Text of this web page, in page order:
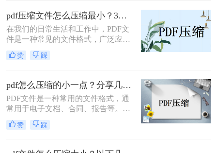
为了许多人关注的焦点。本文将为大
家详细介绍pdf怎么压缩的方法和技
巧，帮助您更高效地完成压缩任务，
让您的工作变得更加便捷！
pdf压缩文件怎么压缩最小？3种方法任你选择！
在我们的日常生活和工作中，PDF文
件是一种常见的文件格式，广泛应用
于各种场景。然而，有时候我们会遇
到PDF文件过大，导致传输、存储或
怎么压缩最小呢?下面小编将分享3种
简单的方法，让你可以轻松将PDF文
件变小。
赞 踩
pdf怎么压缩的小一点？分享几种好用的压缩方法！
PDF文件是一种常用的文件格式，通
常用于电子文档、合同、报告等。然
而，有时候PDF文件的大小会非常
大，导致传输和存储变得不太方便。
的技巧。下面将介绍几种pdf怎么压缩
赞 踩